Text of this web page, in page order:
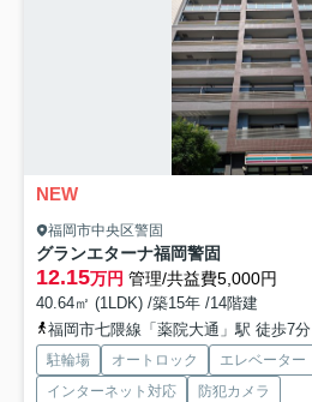
NEW
福岡市中央区警固
グランエターナ福岡警固
12.15万円 管理/共益費5,000円
40.64㎡ (1LDK) /築15年 /14階建
福岡市七隈線「薬院大通」駅 徒歩7分
駐輪場 オートロック エレベーター
インターネット対応
防犯カメラ